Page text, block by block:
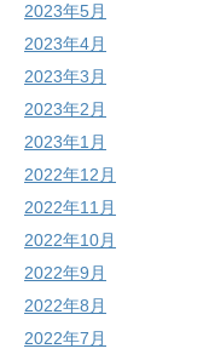
2023年5月
2023年4月
2023年3月
2023年2月
2023年1月
2022年12月
2022年11月
2022年10月
2022年9月
2022年8月
2022年7月